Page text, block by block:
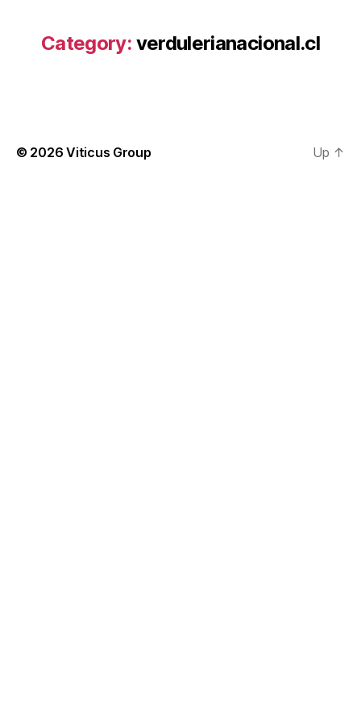
Category: verdulerianacional.cl
© 2026Viticus Group Up ↑